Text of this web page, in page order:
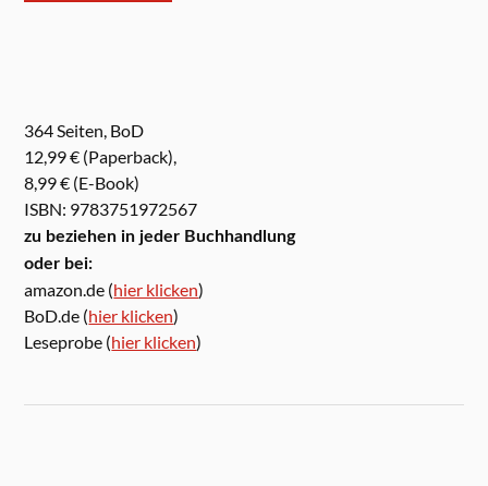
364 Seiten, BoD
12,99 € (Paperback),
8,99 € (E-Book)
ISBN: 9783751972567
zu beziehen in jeder Buchhandlung
oder bei:
amazon.de (hier klicken)
BoD.de (hier klicken)
Leseprobe (hier klicken)